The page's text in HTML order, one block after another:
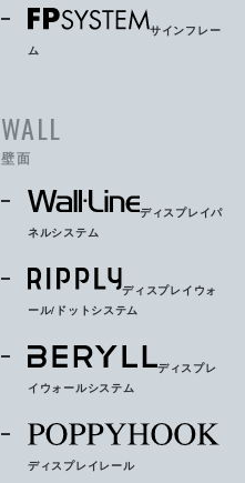
サインフレー
ム
WALL
壁面
ディスプレイパ
ネルシステム
ディスプレイウォ
ール/ドットシステム
ディスプレ
イウォールシステム
ディスプレイレール